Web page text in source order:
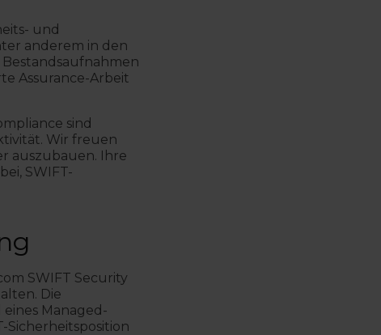
und
anderem in den
Assurance-Arbeit
sind
Wir freuen
auszubauen. Ihre
SWIFT-
SWIFT Security
Die
Managed-
Sicherheitsposition